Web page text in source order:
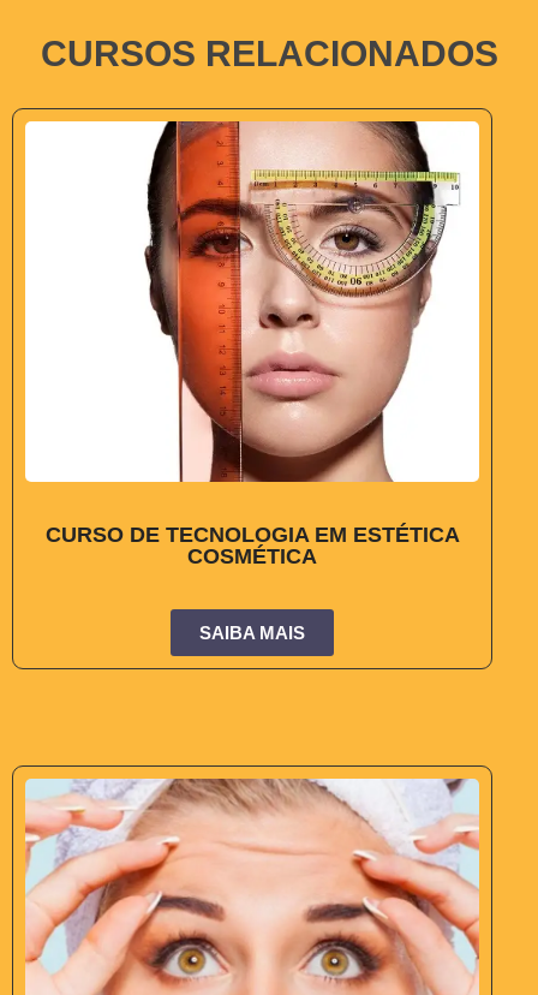
CURSOS RELACIONADOS
CURSO DE TECNOLOGIA EM ESTÉTICA
COSMÉTICA
SAIBA MAIS